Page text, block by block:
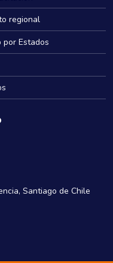
regional
por Estados
Santiago de Chile